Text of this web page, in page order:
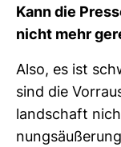
Kann die
nicht mehr
Also, es ist
sind die
land­schaft